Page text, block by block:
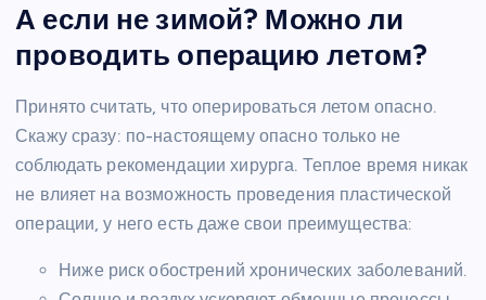
А если не зимой? Можно ли
проводить операцию летом?
Принято считать, что оперироваться летом опасно.
Скажу сразу: по-настоящему опасно только не
соблюдать рекомендации хирурга. Теплое время никак
не влияет на возможность проведения пластической
операции, у него есть даже свои преимущества:
Ниже риск обострений хронических заболеваний.